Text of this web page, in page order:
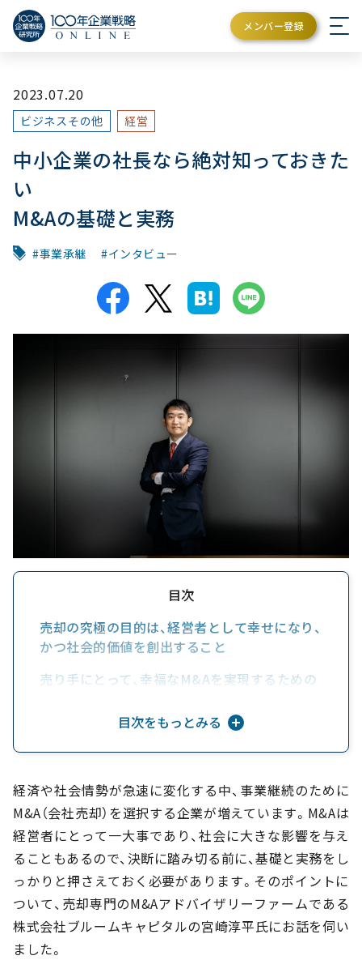
メンバー登録
2023.07.20
ビジネスその他 経営
中小企業の社長なら絶対知っておきた
い
M&Aの基礎と実務
事業承継 インタビュー
目次
売却の究極の目的は、経営者として幸せになり、
かつ社会的価値を創出すること
売り手にとって、幸福なM&Aを実現するための
M&Aのプロセスと注意すべきポイント
目次をもっとみる
経済や社会情勢が急速に変化する中、事業継続のために
M&A（会社売却）を選択する企業が増えています。M&Aは
経営者にとって一大事であり、社会に大きな影響を与え
ることもあるので、決断に踏み切る前に、基礎と実務をし
っかりと押さえておく必要があります。そのポイントに
ついて、売却専門のM&Aアドバイザリーファームである
株式会社ブルームキャピタルの宮崎淳平氏にお話を伺い
ました。